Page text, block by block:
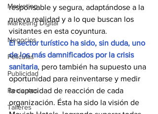
Marketing
Marketing Digital
Negocios
Películas
Publicidad
Recientes
Talleres
responsable y segura, adaptándose a la
nueva realidad y a lo que buscan los
visitantes en esta coyuntura.
El sector turístico ha sido, sin duda, uno
de los más damnificados por la crisis
sanitaria, pero también ha supuesto una
oportunidad para reinventarse y medir
la capacidad de reacción de cada
organización. Ésta ha sido la visión de